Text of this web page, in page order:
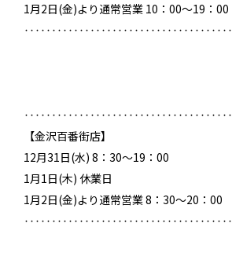
1月2日(金)より通常営業 10：00～19：00
‥‥‥‥‥‥‥‥‥‥‥‥‥‥‥‥‥‥‥
‥‥‥‥‥‥‥‥‥‥‥‥‥‥‥‥‥‥‥
【金沢百番街店】
12月31日(水) 8：30～19：00
1月1日(木) 休業日
1月2日(金)より通常営業 8：30～20：00
‥‥‥‥‥‥‥‥‥‥‥‥‥‥‥‥‥‥‥